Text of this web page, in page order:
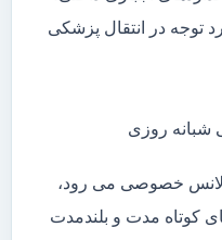
توجه در انتقال پزشکی
شبانه روزی
خصوصی می رود،
کوتاه مدت و بلندمدت